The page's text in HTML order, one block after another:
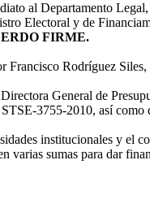
al Departamento
Electoral y de
FIRME.
Francisco Rodríguez
General de
3755-2010, así
institucionales y el
varias sumas para dar